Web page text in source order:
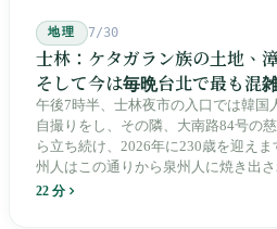
地理 7/30
士林：ケタガラン族の土地、
そして今は毎晩台北で最も混
午後7時半、士林夜市の入口では韓国
自撮りをし、その隣、大南路84号の
ら立ち続け、2026年に230歳を迎え
州人はこの通りから泉州人に焼き出
清は下樹林に大東路・大南路・大西
22 分